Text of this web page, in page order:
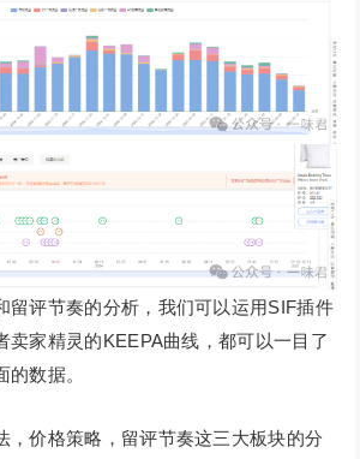
留评节奏的分析，我们可以运用SIF插件
卖家精灵的KEEPA曲线，都可以一目了
数据。
，价格策略，留评节奏这三大板块的分